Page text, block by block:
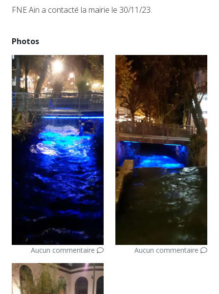
FNE Ain a contacté la mairie le 30/11/23.
Photos
Aucun commentaire Aucun commentaire